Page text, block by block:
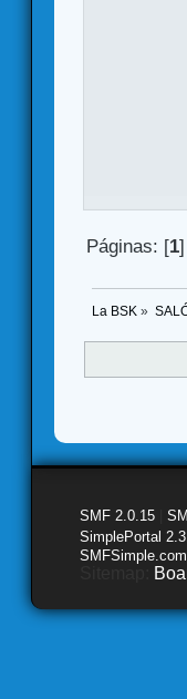
Páginas: [1
La BSK »
SMF 2.0.15
SimplePortal